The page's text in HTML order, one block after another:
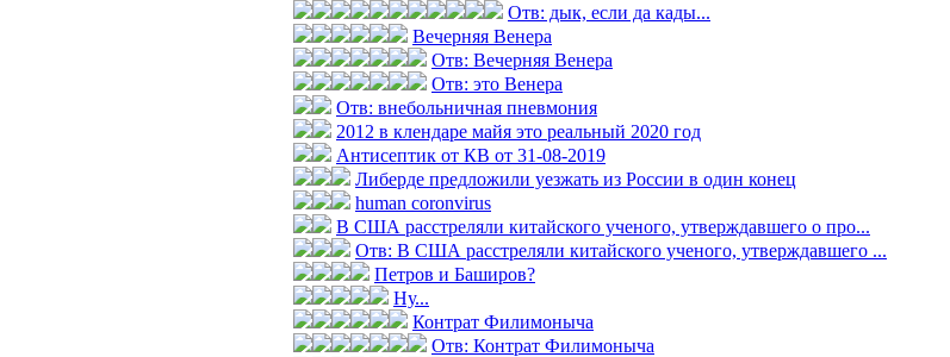
Отв: дык, если да кады...
Вечерняя Венера
Отв: Вечерняя Венера
Отв: это Венера
Отв: внебольничная пневмония
2012 в клендаре майя это реальный 2020 год
Антисептик от КВ от 31-08-2019
Либерде предложили уезжать из России в один конец
human coronvirus
В США расстреляли китайского ученого, утверждавшего о про...
Отв: В США расстреляли китайского ученого, утверждавшего ...
Петров и Баширов?
Ну...
Контрат Филимоныча
Отв: Контрат Филимоныча